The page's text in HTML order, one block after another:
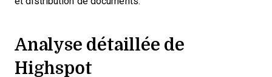
Analyse détaillée de
Highspot